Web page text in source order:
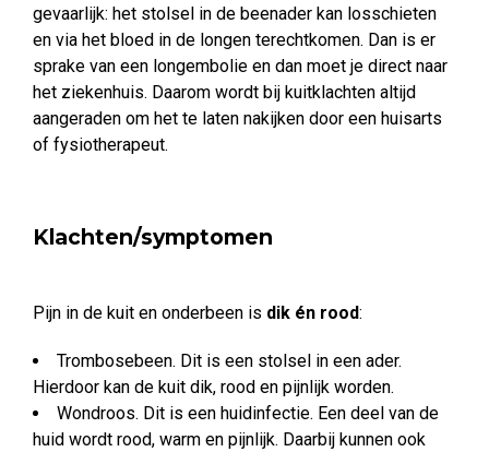
gevaarlijk: het stolsel in de beenader kan losschieten
en via het bloed in de longen terechtkomen. Dan is er
sprake van een longembolie en dan moet je direct naar
het ziekenhuis. Daarom wordt bij kuitklachten altijd
aangeraden om het te laten nakijken door een huisarts
of fysiotherapeut.
Klachten/symptomen
Pijn in de kuit en onderbeen is dik én rood:
Trombosebeen. Dit is een stolsel in een ader.
Hierdoor kan de kuit dik, rood en pijnlijk worden.
Wondroos. Dit is een huidinfectie. Een deel van de
huid wordt rood, warm en pijnlijk. Daarbij kunnen ook